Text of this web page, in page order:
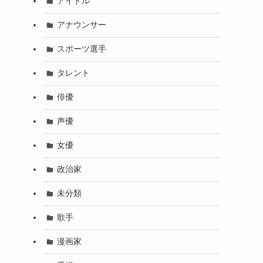
アナウンサー
スポーツ選手
タレント
俳優
声優
女優
政治家
未分類
歌手
漫画家